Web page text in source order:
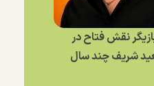
نقش فتاح در
شریف چند سال